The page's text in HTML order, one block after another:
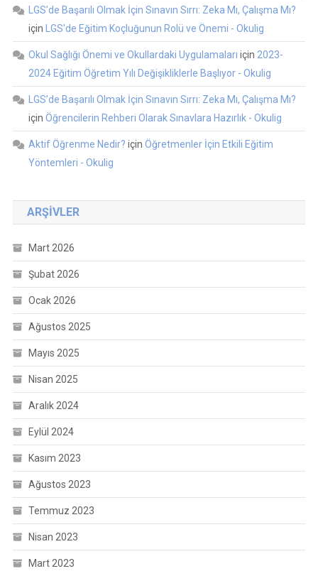
LGS’de Başarılı Olmak İçin Sınavın Sırrı: Zeka Mı, Çalışma Mı?
için
LGS'de Eğitim Koçluğunun Rolü ve Önemi - Okulig
Okul Sağlığı Önemi ve Okullardaki Uygulamaları için 2023-
2024 Eğitim Öğretim Yılı Değişikliklerle Başlıyor - Okulig
LGS’de Başarılı Olmak İçin Sınavın Sırrı: Zeka Mı, Çalışma Mı?
için Öğrencilerin Rehberi Olarak Sınavlara Hazırlık - Okulig
Aktif Öğrenme Nedir? için Öğretmenler İçin Etkili Eğitim
Yöntemleri - Okulig
ARŞIVLER
Mart 2026
Şubat 2026
Ocak 2026
Ağustos 2025
Mayıs 2025
Nisan 2025
Aralık 2024
Eylül 2024
Kasım 2023
Ağustos 2023
Temmuz 2023
Nisan 2023
Mart 2023